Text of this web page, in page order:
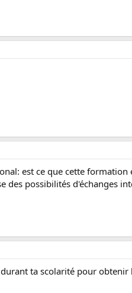
est ce que cette formation
des possibilités d'échanges
durant ta scolarité pour